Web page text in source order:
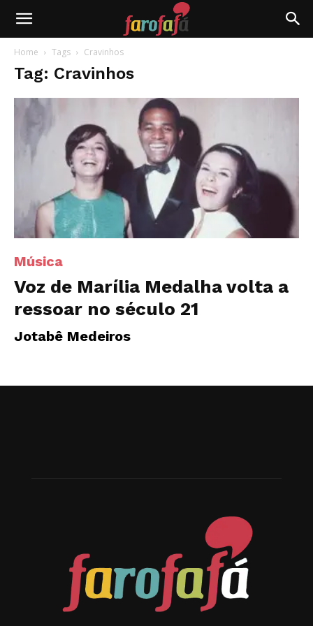
Farofafá
Home Tags Cravinhos
Tag: Cravinhos
Música
Voz de Marília Medalha volta a
ressoar no século 21
Jotabê Medeiros